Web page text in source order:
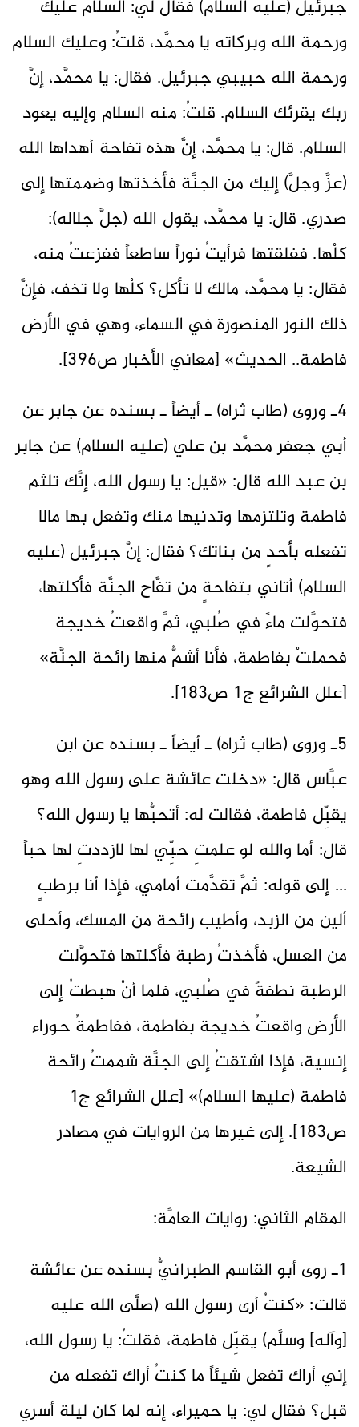
جبرئيل (عليه السلام) فقال لي: السلام عليك
ورحمة الله وبركاته يا محمَّد، قلتُ: وعليك السلام
ورحمة الله حبيبي جبرئيل. فقال: يا محمَّد، إنَّ
ربك يقرئك السلام. قلتُ: منه السلام وإليه يعود
السلام. قال: يا محمَّد، إنَّ هذه تفاحة أهداها الله
(عزَّ وجلَّ) إليك من الجنَّة فأخذتها وضممتها إلى
صدري. قال: يا محمَّد، يقول الله (جلَّ جلاله):
كلْها. ففلقتها فرأيتُ نوراً ساطعاً ففزعتُ منه،
فقال: يا محمَّد، مالك لا تأكل؟ كلْها ولا تخف، فإنَّ
ذلك النور المنصورة في السماء، وهي في الأرض
فاطمة.. الحديث» [معاني الأخبار ص396].
4ـ وروى (طاب ثراه) ـ أيضاً ـ بسنده عن جابر عن
أبي جعفر محمَّد بن علي (عليه السلام) عن جابر
بن عبد الله قال: «قيل: يا رسول الله، إنَّك تلثم
فاطمة وتلتزمها وتدنيها منك وتفعل بها مالا
تفعله بأحدٍ من بناتك؟ فقال: إنَّ جبرئيل (عليه
السلام) أتاني بتفاحةٍ من تفَّاح الجنَّة فأكلتها،
فتحوَّلت ماءً في صُلبي، ثمَّ واقعتُ خديجة
فحملتْ بفاطمة، فأنا أشمُّ منها رائحة الجنَّة»
[علل الشرائع ج1 ص183].
5ـ وروى (طاب ثراه) ـ أيضاً ـ بسنده عن ابن
عبَّاس قال: «دخلت عائشة على رسول الله وهو
يقبِّل فاطمة، فقالت له: أتحبُّها يا رسول الله؟
قال: أما والله لو علمتِ حبِّي لها لازددتِ لها حباً
... إلى قوله: ثمَّ تقدَّمت أمامي، فإذا أنا برطبٍ
ألين من الزبد، وأطيب رائحة من المسك، وأحلى
من العسل، فأخذتُ رطبة فأكلتها فتحوَّلت
الرطبة نطفةً في صُلبي، فلما أنْ هبطتُ إلى
الأرض واقعتُ خديجة بفاطمة، ففاطمةُ حوراء
إنسية، فإذا اشتقتُ إلى الجنَّة شممتُ رائحة
فاطمة (عليها السلام)» [علل الشرائع ج1
ص183]. إلى غيرها من الروايات في مصادر
الشيعة.
المقام الثاني: روايات العامَّة:
1ـ روى أبو القاسم الطبرانيُّ بسنده عن عائشة
قالت: «كنتُ أرى رسول الله (صلَّى الله عليه
[وآله] وسلَّم) يقبِّل فاطمة، فقلتُ: يا رسول الله،
إني أراك تفعل شيئاً ما كنتُ أراك تفعله من
قبل؟ فقال لي: يا حميراء، إنه لما كان ليلة أسري